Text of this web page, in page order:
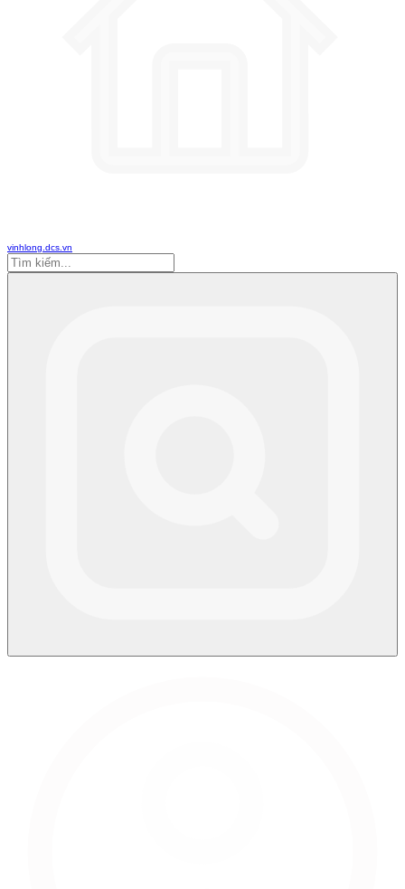
vinhlong.dcs.vn